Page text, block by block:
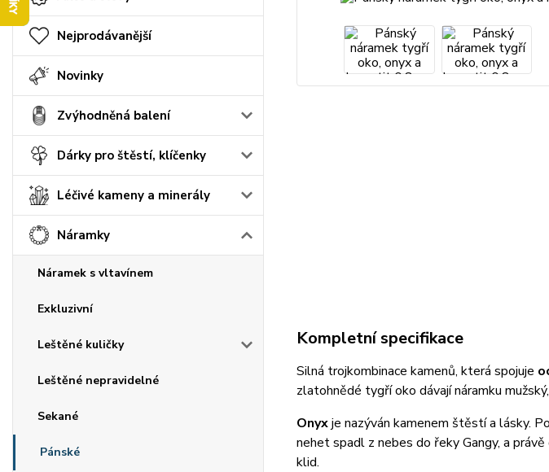
Nejprodávanější
Novinky
Zvýhodněná balení
Dárky pro štěstí, klíčenky
Léčivé kameny a minerály
Náramky
Náramek s vltavínem
Exkluzivní
Leštěné kuličky
Leštěné nepravidelné
Sekané
Pánské
Kompletní specifikace
Silná trojkombinace kamenů, která spojuje
zlatohnědé tygří oko dávají náramku
Onyxje nazýván kamenem štěstí a lásky.
nehet spadl z nebes do řeky Gangy, a
klid.